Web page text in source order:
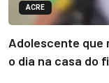
ACRE
Adolescente que
o dia na casa do